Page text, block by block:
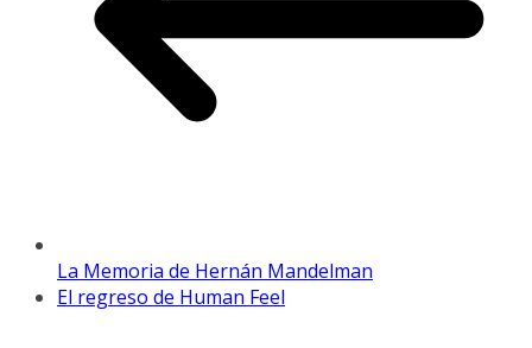
La Memoria de Hernán Mandelman
El regreso de Human Feel